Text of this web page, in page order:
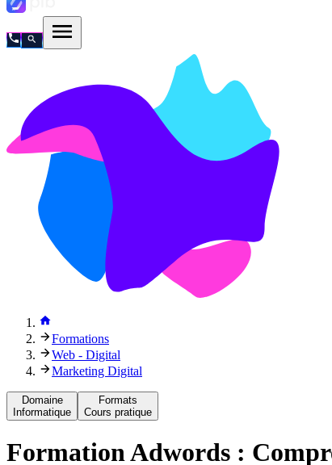
Formations
Web - Digital
Marketing Digital
Domaine
Informatique
Formats
Cours pratique
FormationAdwords :